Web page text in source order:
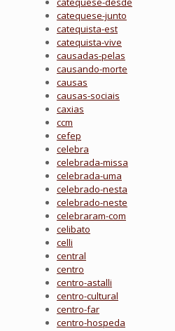
catequese-junto
catequista-est
catequista-vive
causadas-pelas
causando-morte
causas
causas-sociais
caxias
ccm
cefep
celebra
celebrada-missa
celebrada-uma
celebrado-nesta
celebrado-neste
celebraram-com
celibato
celli
central
centro
centro-astalli
centro-cultural
centro-far
centro-hospeda